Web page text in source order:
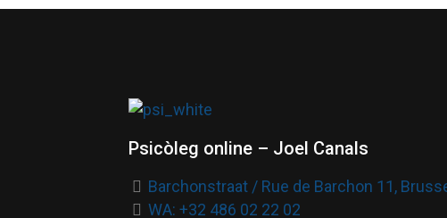
Psicòleg online – Joel Canals
Barchonstraat / Rue de Barchon 11,
WA: +32 486 02 22 02